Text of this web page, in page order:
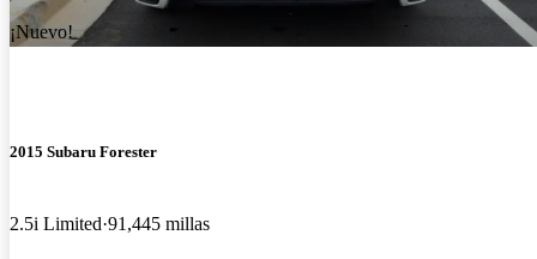
¡Nuevo!
2015 Subaru Forester
2.5i Limited 91,445 millas